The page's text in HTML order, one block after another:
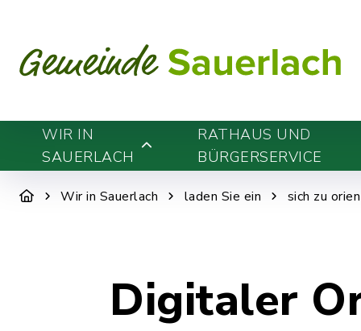
WIR IN
SAUERLACH
RATHAUS UND
BÜRGERSERVICE
Wir in Sauerlach laden Sie ein sich zu
Digitaler